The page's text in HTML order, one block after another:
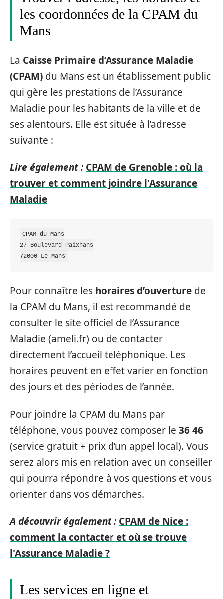
les coordonnées de la CPAM du
Mans
La Caisse Primaire d’Assurance Maladie
(CPAM) du Mans est un établissement public
qui gère les prestations de l’Assurance
Maladie pour les habitants de la ville et de
ses alentours. Elle est située à l’adresse
suivante :
Lire également : CPAM de Grenoble : où la
trouver et comment joindre l'Assurance
Maladie
CPAM du Mans
27 Boulevard Paixhans
Pour connaître les horaires d’ouverture de
la CPAM du Mans, il est recommandé de
consulter le site officiel de l’Assurance
Maladie (ameli.fr) ou de contacter
directement l’accueil téléphonique. Les
horaires peuvent en effet varier en fonction
des jours et des périodes de l’année.
Pour joindre la CPAM du Mans par
téléphone, vous pouvez composer le 36 46
(service gratuit + prix d’un appel local). Vous
serez alors mis en relation avec un conseiller
qui pourra répondre à vos questions et vous
orienter dans vos démarches.
A découvrir également : CPAM de Nice :
comment la contacter et où se trouve
l'Assurance Maladie ?
Les services en ligne et